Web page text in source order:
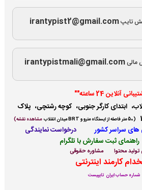
تایپirantypist2@gmail.com
مالیirantypistmali@gmail.com
آنلاین 24 ساعته""
ابتدای کارگر جنوبی، کوچه رشتچی، پلاک
(50 متر فاصله از ایستگاه مترو و BRT میدان انقلاب مشاهده نقشه)
ی سراسر کشور
درخواست نمایندگی
راهنمای ثبت سفارش با تلگرام
محتوا مشاوره حقوقی
کارمند اینترنتی
شماره حساب ایران تایپیست